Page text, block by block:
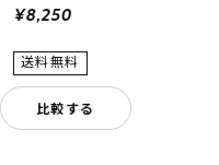
¥8,250
比較する